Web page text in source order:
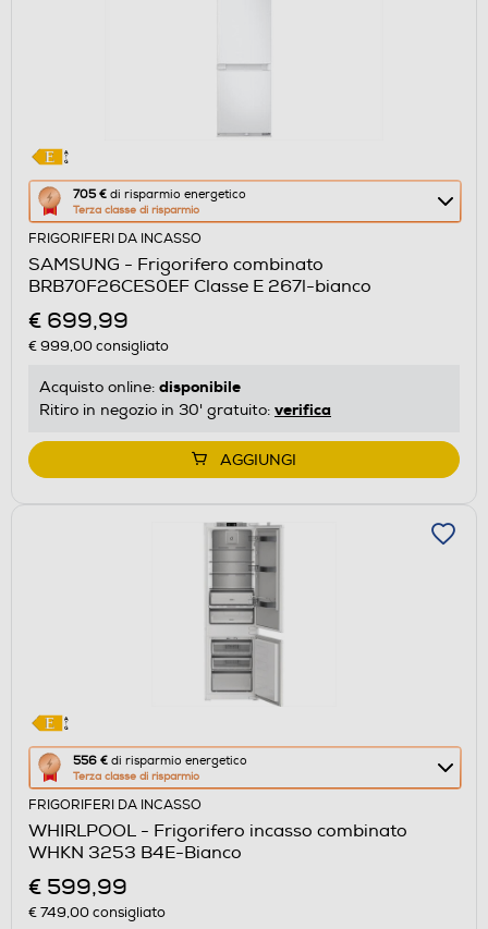
705 € di risparmio energetico
Terza classe di risparmio
Questa
azione
aprirà
il
Calcolatore
di
risparmio
energetico
di
FRIGORIFERI DA INCASSO
SAMSUNG - Frigorifero combinato
BRB70F26CES0EF Classe E 267l-bianco
€ 699,99
€ 999,00consigliato
Acquisto online: disponibile
Ritiro in negozio in 30' gratuito: verifica
AGGIUNGI
556 € di risparmio energetico
Terza classe di risparmio
Questa
azione
aprirà
il
Calcolatore
di
risparmio
FRIGORIFERI DA INCASSO
WHIRLPOOL - Frigorifero incasso combinato
WHKN 3253 B4E-Bianco
€ 599,99
€ 749,00consigliato